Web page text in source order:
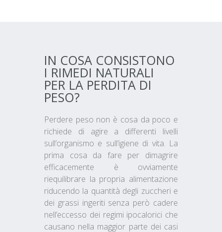
IN COSA CONSISTONO
I RIMEDI NATURALI
PER LA PERDITA DI
PESO?
Perdere peso non è cosa da poco e
richiede di agire a differenti livelli
sull’organismo e sull’igiene di vita. La
prima cosa da fare per dimagrire
efficacemente è ovviamente
riequilibrare la propria alimentazione
riducendo la quantità degli zuccheri e
dei grassi ingeriti senza però cadere
nell’eccesso dei regimi ipocalorici che
causano nella maggior parte dei casi